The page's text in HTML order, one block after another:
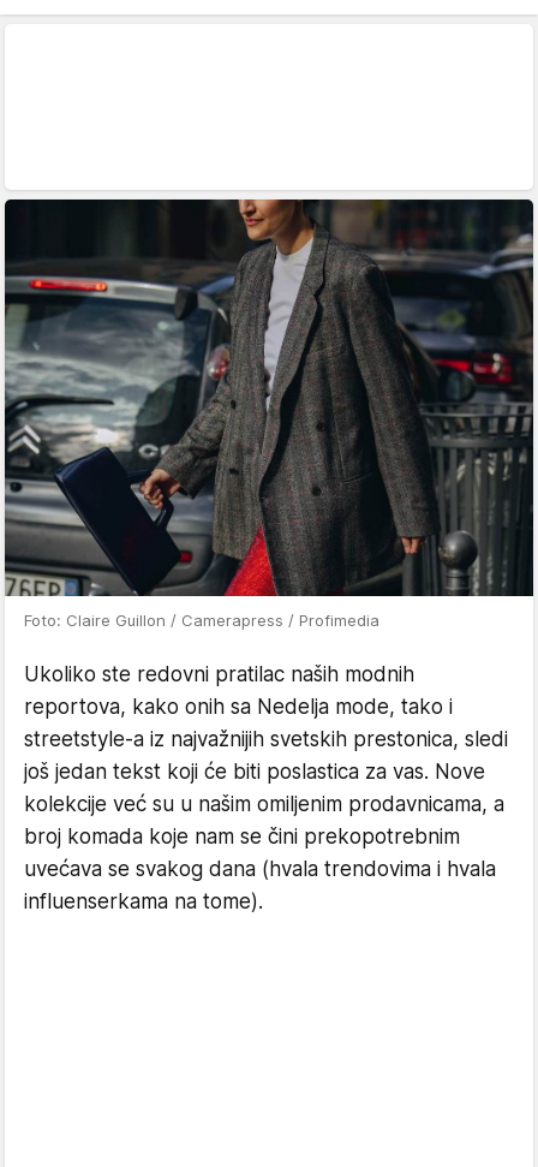
Foto: Claire Guillon / Camerapress / Profimedia
Ukoliko ste redovni pratilac naših modnih
reportova, kako onih sa Nedelja mode, tako i
streetstyle-a iz najvažnijih svetskih prestonica, sledi
još jedan tekst koji će biti poslastica za vas. Nove
kolekcije već su u našim omiljenim prodavnicama, a
broj komada koje nam se čini prekopotrebnim
uvećava se svakog dana (hvala trendovima i hvala
influenserkama na tome).